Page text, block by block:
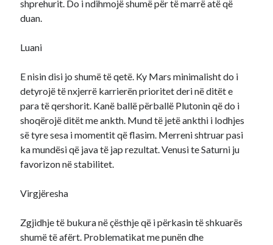
shprehurit. Do i ndihmojë shumë për të marrë atë që
duan.
Luani
E nisin disi jo shumë të qetë. Ky Mars minimalisht do i
detyrojë të nxjerrë karrierën prioritet deri në ditët e
para të qershorit. Kanë ballë përballë Plutonin që do i
shoqërojë ditët me ankth. Mund të jetë ankthi i lodhjes
së tyre sesa i momentit që flasim. Merreni shtruar pasi
ka mundësi që java të jap rezultat. Venusi te Saturni ju
favorizon në stabilitet.
Virgjëresha
Zgjidhje të bukura në çësthje që i përkasin të shkuarës
shumë të afërt. Problematikat me punën dhe